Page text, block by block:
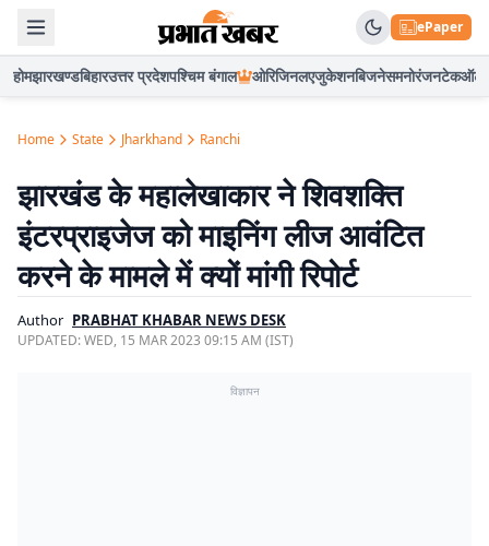
ePaper
होमझारखण्डबिहारउत्तर प्रदेशपश्चिम बंगाल ओरिजिनलएजुकेशनबिजनेसमनोरंजनटेकऑटो
Home State Jharkhand Ranchi
झारखंड के महालेखाकार ने शिवशक्ति
इंटरप्राइजेज को माइनिंग लीज आवंटित
करने के मामले में क्यों मांगी रिपोर्ट
Author PRABHAT KHABAR NEWS DESK
UPDATED:WED, 15 MAR 2023 09:15 AM (IST)
विज्ञापन